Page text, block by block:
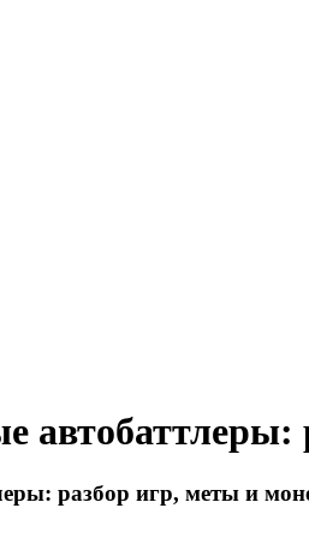
автобаттлеры:
разбор игр, меты и